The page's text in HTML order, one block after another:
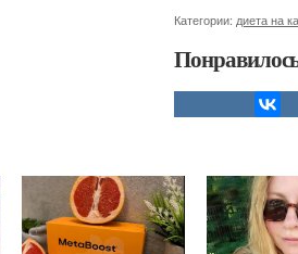
Категории: диета на